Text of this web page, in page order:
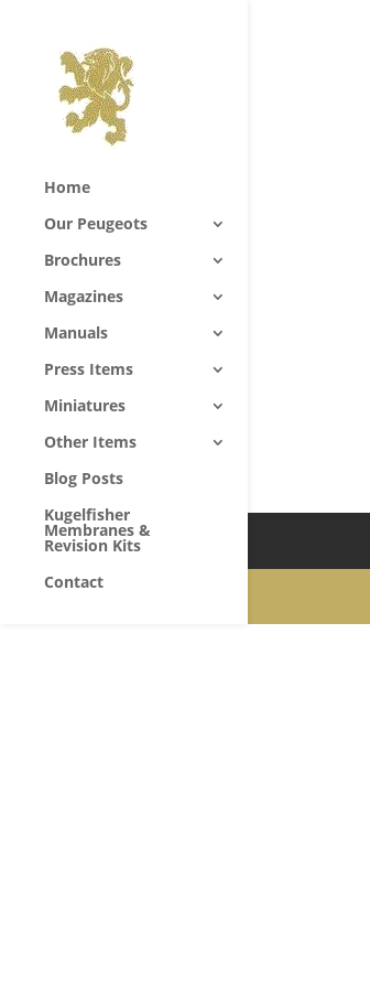
Home
Our Peugeots
Brochures
Magazines
Manuals
Press Items
Miniatures
Other Items
Blog Posts
Kugelfisher
Membranes &
Revision Kits
Contact